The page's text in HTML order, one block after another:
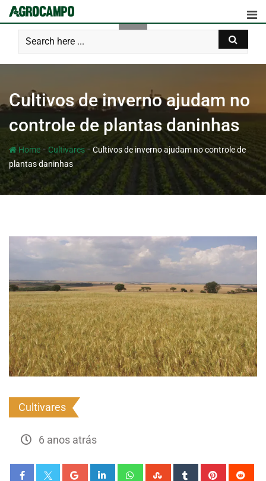
Cultivos de inverno ajudam no
controle de plantas daninhas
Home - Cultivares -Cultivos de inverno ajudam no controle de
plantas daninhas
Cultivares
6 anos atrás